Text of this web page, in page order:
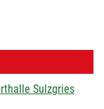
Sulzgries